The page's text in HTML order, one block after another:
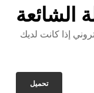
الشائعة
إذا كانت لديك
تحميل